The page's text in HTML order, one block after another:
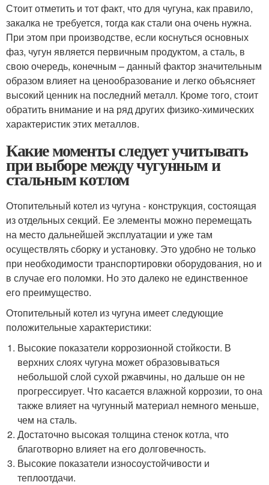
Стоит отметить и тот факт, что для чугуна, как правило,
закалка не требуется, тогда как стали она очень нужна.
При этом при производстве, если коснуться основных
фаз, чугун является первичным продуктом, а сталь, в
свою очередь, конечным – данный фактор значительным
образом влияет на ценообразование и легко объясняет
высокий ценник на последний металл. Кроме того, стоит
обратить внимание и на ряд других физико-химических
характеристик этих металлов.
Какие моменты следует учитывать
при выборе между чугунным и
стальным котлом
Отопительный котел из чугуна - конструкция, состоящая
из отдельных секций. Ее элементы можно перемещать
на место дальнейшей эксплуатации и уже там
осуществлять сборку и установку. Это удобно не только
при необходимости транспортировки оборудования, но и
в случае его поломки. Но это далеко не единственное
его преимущество.
Отопительный котел из чугуна имеет следующие
положительные характеристики:
Высокие показатели коррозионной стойкости. В
верхних слоях чугуна может образовываться
небольшой слой сухой ржавчины, но дальше он не
прогрессирует. Что касается влажной коррозии, то она
также влияет на чугунный материал немного меньше,
чем на сталь.
Достаточно высокая толщина стенок котла, что
благотворно влияет на его долговечность.
Высокие показатели износоустойчивости и
теплоотдачи.